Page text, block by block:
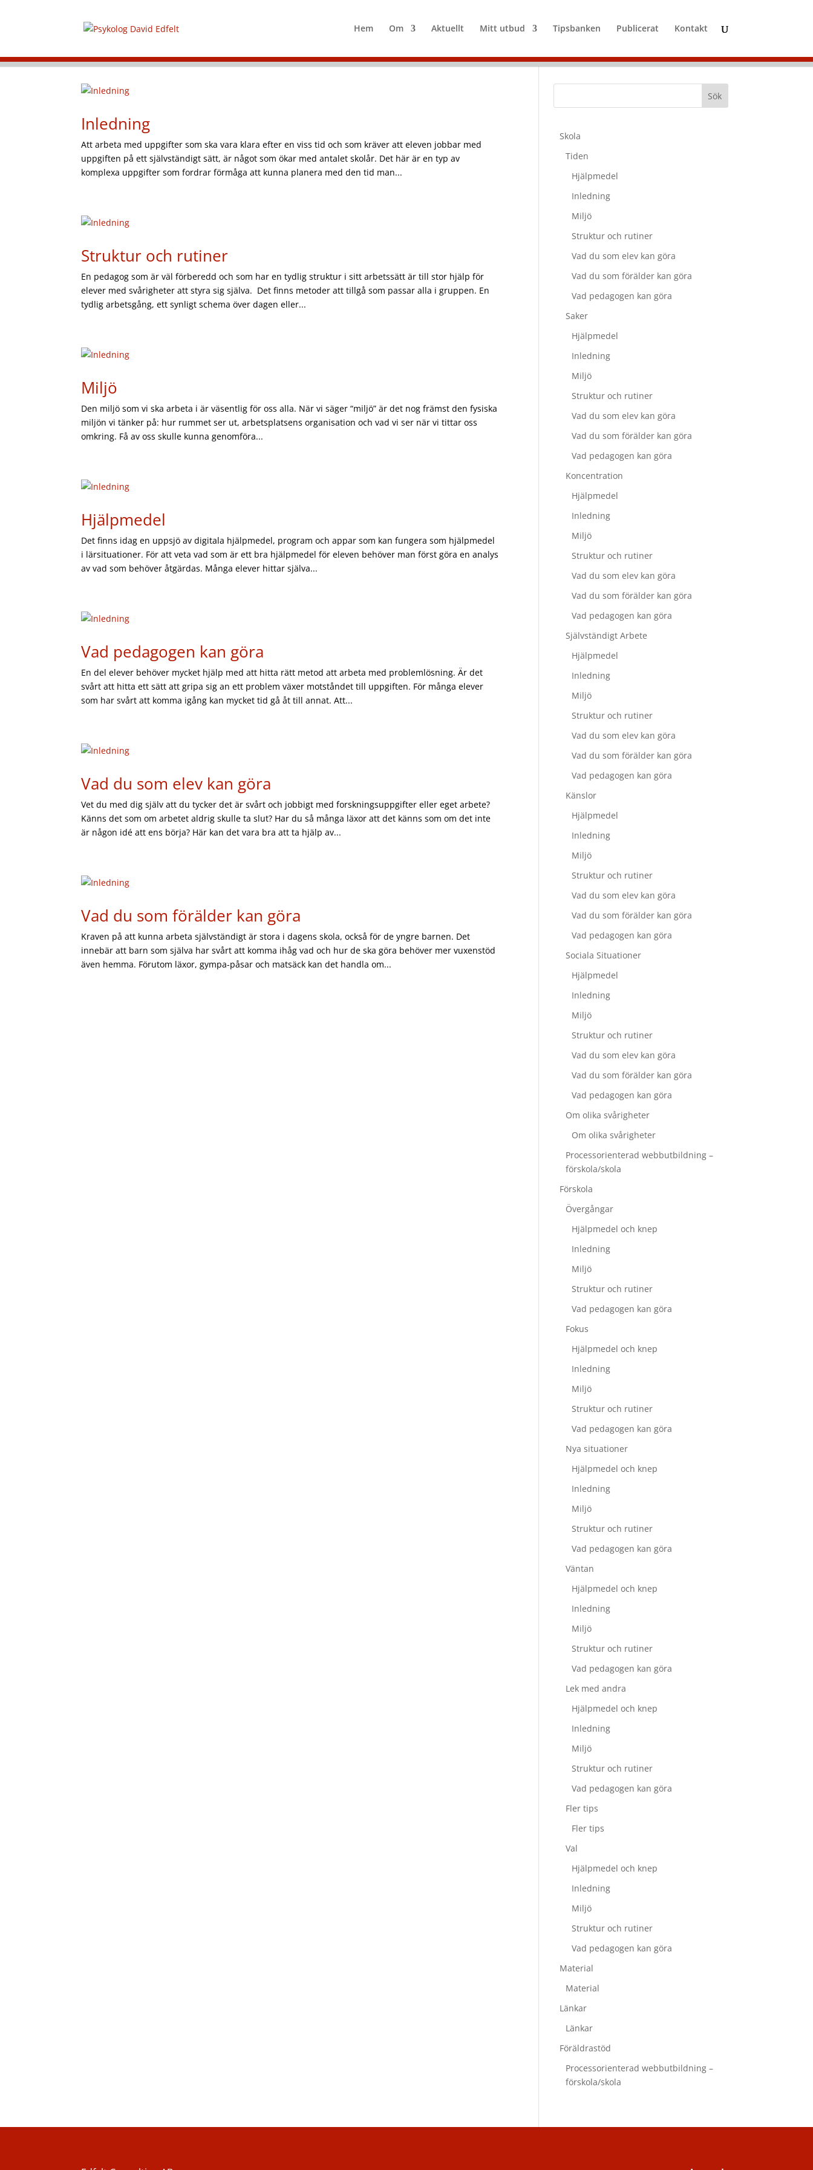
Hem Om Aktuellt Mitt utbud Tipsbanken Publicerat Kontakt
Inledning
Att arbeta med uppgifter som ska vara klara efter en viss tid och som kräver att eleven jobbar med
uppgiften på ett självständigt sätt, är något som ökar med antalet skolår. Det här är en typ av
komplexa uppgifter som fordrar förmåga att kunna planera med den tid man...
Struktur och rutiner
En pedagog som är väl förberedd och som har en tydlig struktur i sitt arbetssätt är till stor hjälp för
elever med svårigheter att styra sig själva. Det finns metoder att tillgå som passar alla i gruppen. En
tydlig arbetsgång, ett synligt schema över dagen eller...
Miljö
Den miljö som vi ska arbeta i är väsentlig för oss alla. När vi säger “miljö” är det nog främst den fysiska
miljön vi tänker på: hur rummet ser ut, arbetsplatsens organisation och vad vi ser när vi tittar oss
omkring. Få av oss skulle kunna genomföra...
Hjälpmedel
Det finns idag en uppsjö av digitala hjälpmedel, program och appar som kan fungera som hjälpmedel
i lärsituationer. För att veta vad som är ett bra hjälpmedel för eleven behöver man först göra en analys
av vad som behöver åtgärdas. Många elever hittar själva...
Vad pedagogen kan göra
En del elever behöver mycket hjälp med att hitta rätt metod att arbeta med problemlösning. Är det
svårt att hitta ett sätt att gripa sig an ett problem växer motståndet till uppgiften. För många elever
som har svårt att komma igång kan mycket tid gå åt till annat. Att...
Vad du som elev kan göra
Vet du med dig själv att du tycker det är svårt och jobbigt med forskningsuppgifter eller eget arbete?
Känns det som om arbetet aldrig skulle ta slut? Har du så många läxor att det känns som om det inte
är någon idé att ens börja? Här kan det vara bra att ta hjälp av...
Vad du som förälder kan göra
Kraven på att kunna arbeta självständigt är stora i dagens skola, också för de yngre barnen. Det
innebär att barn som själva har svårt att komma ihåg vad och hur de ska göra behöver mer vuxenstöd
även hemma. Förutom läxor, gympa-påsar och matsäck kan det handla om...
Skola
Tiden
Hjälpmedel
Inledning
Miljö
Struktur och rutiner
Vad du som elev kan göra
Vad du som förälder kan göra
Vad pedagogen kan göra
Saker
Hjälpmedel
Inledning
Miljö
Struktur och rutiner
Vad du som elev kan göra
Vad du som förälder kan göra
Vad pedagogen kan göra
Koncentration
Hjälpmedel
Inledning
Miljö
Struktur och rutiner
Vad du som elev kan göra
Vad du som förälder kan göra
Vad pedagogen kan göra
Självständigt Arbete
Hjälpmedel
Inledning
Miljö
Struktur och rutiner
Vad du som elev kan göra
Vad du som förälder kan göra
Vad pedagogen kan göra
Känslor
Hjälpmedel
Inledning
Miljö
Struktur och rutiner
Vad du som elev kan göra
Vad du som förälder kan göra
Vad pedagogen kan göra
Sociala Situationer
Hjälpmedel
Inledning
Miljö
Struktur och rutiner
Vad du som elev kan göra
Vad du som förälder kan göra
Vad pedagogen kan göra
Om olika svårigheter
Om olika svårigheter
Processorienterad webbutbildning –
förskola/skola
Förskola
Övergångar
Hjälpmedel och knep
Inledning
Miljö
Struktur och rutiner
Vad pedagogen kan göra
Fokus
Hjälpmedel och knep
Inledning
Miljö
Struktur och rutiner
Vad pedagogen kan göra
Nya situationer
Hjälpmedel och knep
Inledning
Miljö
Struktur och rutiner
Vad pedagogen kan göra
Väntan
Hjälpmedel och knep
Inledning
Miljö
Struktur och rutiner
Vad pedagogen kan göra
Lek med andra
Hjälpmedel och knep
Inledning
Miljö
Struktur och rutiner
Vad pedagogen kan göra
Fler tips
Fler tips
Val
Hjälpmedel och knep
Inledning
Miljö
Struktur och rutiner
Vad pedagogen kan göra
Material
Material
Länkar
Länkar
Föräldrastöd
Processorienterad webbutbildning –
förskola/skola